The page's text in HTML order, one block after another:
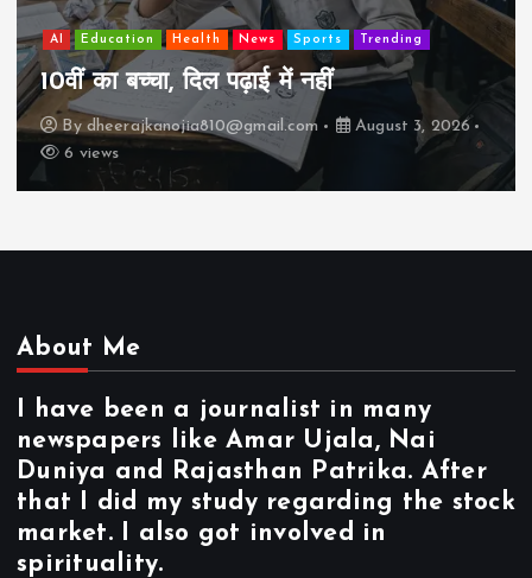
AI Education Lifestyle Mutual fund society Travel
झुग्गी में रहने वाला 10,000 कमाने वाले का बच्चा
कैसे “बड़ा आदमी” बन सकता है?
By dheerajkanojia810@gmail.com
August 2, 2026
17 views
About Me
I have been a journalist in many
newspapers like Amar Ujala, Nai
Duniya and Rajasthan Patrika. After
that I did my study regarding the stock
market. I also got involved in
spirituality.